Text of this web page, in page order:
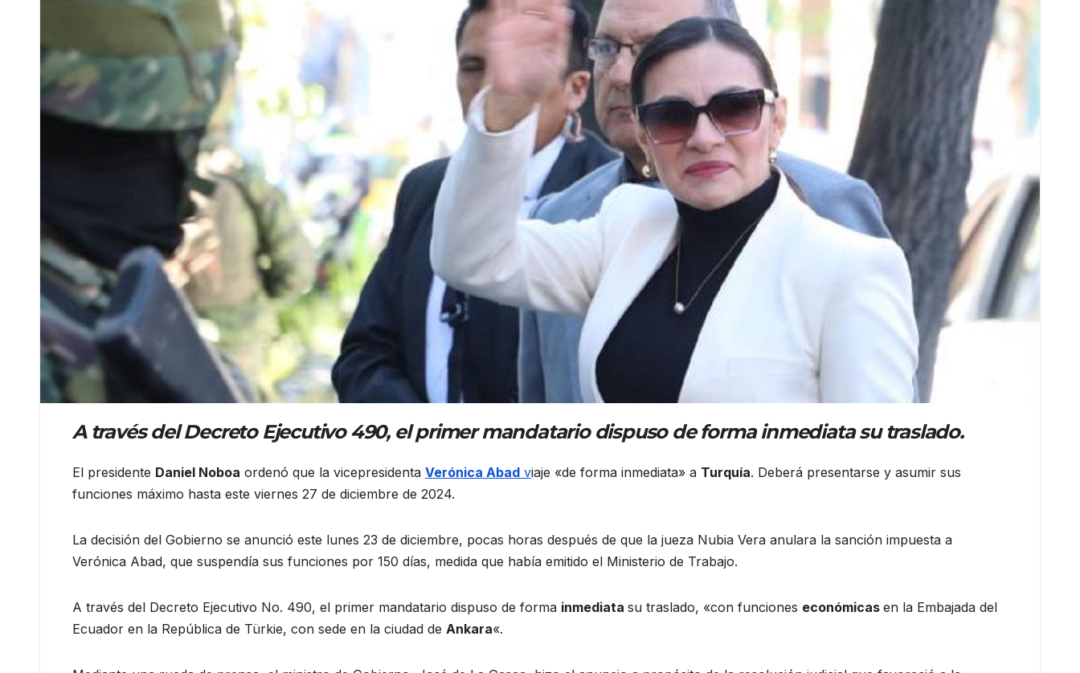
A través del Decreto Ejecutivo 490, el primer mandatario dispuso de forma inmediata su traslado.
El presidente Daniel Noboa ordenó que la vicepresidenta Verónica Abad viaje «de forma inmediata» a Turquía. Deberá presentarse y asumir sus
funciones máximo hasta este viernes 27 de diciembre de 2024.
La decisión del Gobierno se anunció este lunes 23 de diciembre, pocas horas después de que la jueza Nubia Vera anulara la sanción impuesta a
Verónica Abad, que suspendía sus funciones por 150 días, medida que había emitido el Ministerio de Trabajo.
A través del Decreto Ejecutivo No. 490, el primer mandatario dispuso de forma inmediata su traslado, «con funciones económicas en la Embajada del
Ecuador en la República de Türkie, con sede en la ciudad de Ankara«.